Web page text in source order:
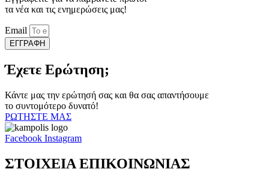
τα νέα και τις ενημερώσεις μας!
Email
ΕΓΓΡΑΦΗ
Έχετε Ερώτηση;
Κάντε μας την ερώτησή σας και θα σας απαντήσουμε
το συντομότερο δυνατό!
ΡΩΤΗΣΤΕ ΜΑΣ
Facebook Instagram
ΣΤΟΙΧΕΙΑ ΕΠΙΚΟΙΝΩΝΙΑΣ